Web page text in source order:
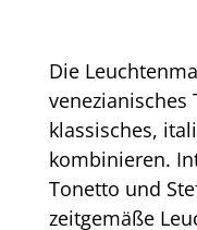
Die
klassisches,
kombinieren.
Tonetto und
zeitgemäße